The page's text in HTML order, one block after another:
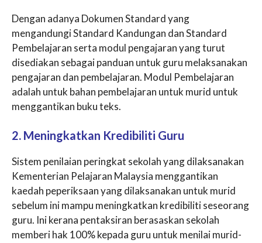
Dengan adanya Dokumen Standard yang
mengandungi Standard Kandungan dan Standard
Pembelajaran serta modul pengajaran yang turut
disediakan sebagai panduan untuk guru melaksanakan
pengajaran dan pembelajaran. Modul Pembelajaran
adalah untuk bahan pembelajaran untuk murid untuk
menggantikan buku teks.
2. Meningkatkan Kredibiliti Guru
Sistem penilaian peringkat sekolah yang dilaksanakan
Kementerian Pelajaran Malaysia menggantikan
kaedah peperiksaan yang dilaksanakan untuk murid
sebelum ini mampu meningkatkan kredibiliti seseorang
guru. Ini kerana pentaksiran berasaskan sekolah
memberi hak 100% kepada guru untuk menilai murid-